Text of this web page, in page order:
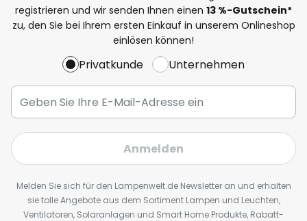
registrieren und wir senden Ihnen einen 13 %-Gutschein*
zu, den Sie bei Ihrem ersten Einkauf in unserem Onlineshop
einlösen können!
Privatkunde Unternehmen
Anmelden
Melden Sie sich für den Lampenwelt.de Newsletter an und erhalten
sie tolle Angebote aus dem Sortiment Lampen und Leuchten,
Ventilatoren, Solaranlagen und Smart Home Produkte, Rabatt-